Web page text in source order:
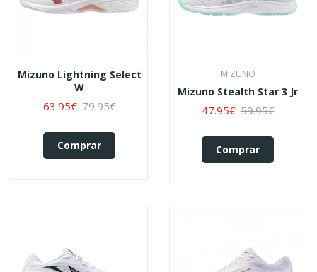
Mizuno Lightning Select
W
63.95€ 79.95€
Comprar
MIZUNO
Mizuno Stealth Star 3 Jr
47.95€ 59.95€
Comprar